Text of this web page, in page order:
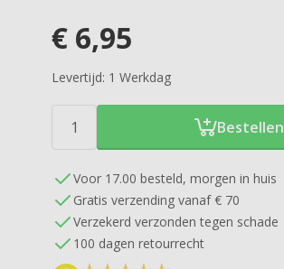
€ 6,95
Levertijd: 1 Werkdag
Bestellen
Voor 17.00 besteld, morgen in huis
Gratis verzending vanaf € 70
Verzekerd verzonden tegen schade
100 dagen retourrecht